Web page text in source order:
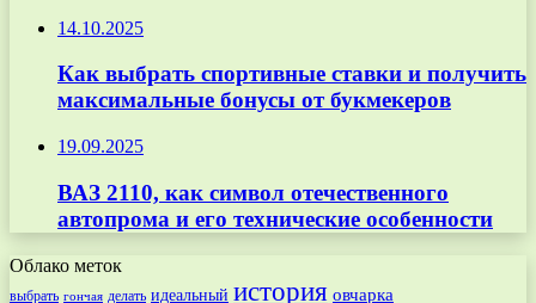
14.10.2025
Как выбрать спортивные ставки и получить
максимальные бонусы от букмекеров
19.09.2025
ВАЗ 2110, как символ отечественного
автопрома и его технические особенности
Облако меток
выбрать гончая делать идеальный история овчарка